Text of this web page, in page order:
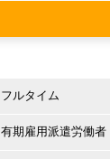
フルタイム
有期雇用派遣労働者